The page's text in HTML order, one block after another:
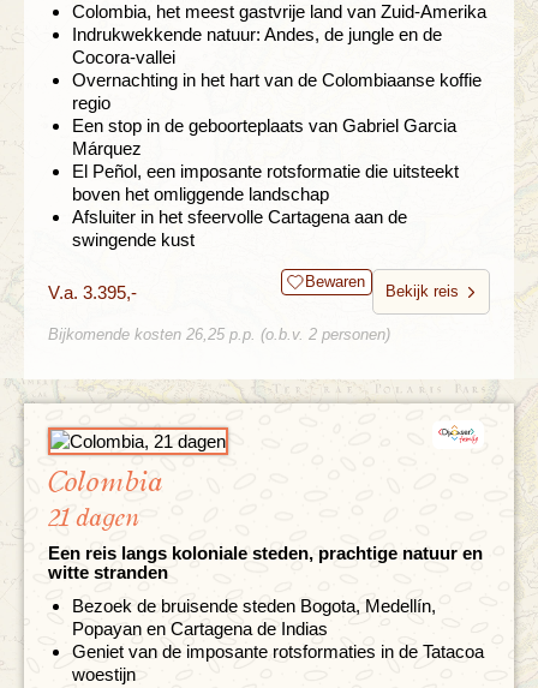
Colombia, het meest gastvrije land van Zuid-Amerika
Indrukwekkende natuur: Andes, de jungle en de
Cocora-vallei
Overnachting in het hart van de Colombiaanse koffie
regio
Een stop in de geboorteplaats van Gabriel Garcia
Márquez
El Peñol, een imposante rotsformatie die uitsteekt
boven het omliggende landschap
Afsluiter in het sfeervolle Cartagena aan de
swingende kust
V.a. 3.395,- Bewaren
Bekijk reis
Bijkomende kosten 26,25 p.p. (o.b.v. 2 personen)
Colombia
21 dagen
Een reis langs koloniale steden, prachtige natuur en
witte stranden
Bezoek de bruisende steden Bogota, Medellín,
Popayan en Cartagena de Indias
Geniet van de imposante rotsformaties in de Tatacoa
woestijn